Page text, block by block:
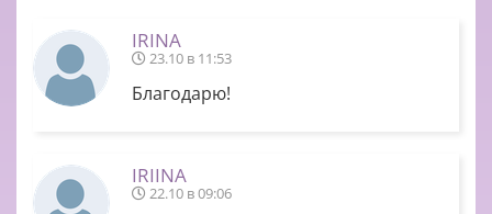
IRINA
23.10 в 11:53
Благодарю!
IRIINA
22.10 в 09:06